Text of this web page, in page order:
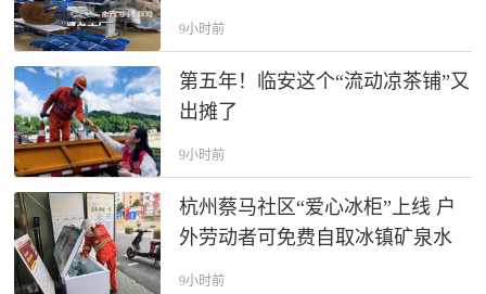
钱、楼下透析续命，浙江#爱心企
业 捐赠智能缝纫机#缝纫机 #善意
9小时前
第五年！临安这个“流动凉茶铺”又
出摊了
9小时前
杭州蔡马社区“爱心冰柜”上线 户
外劳动者可免费自取冰镇矿泉水
9小时前